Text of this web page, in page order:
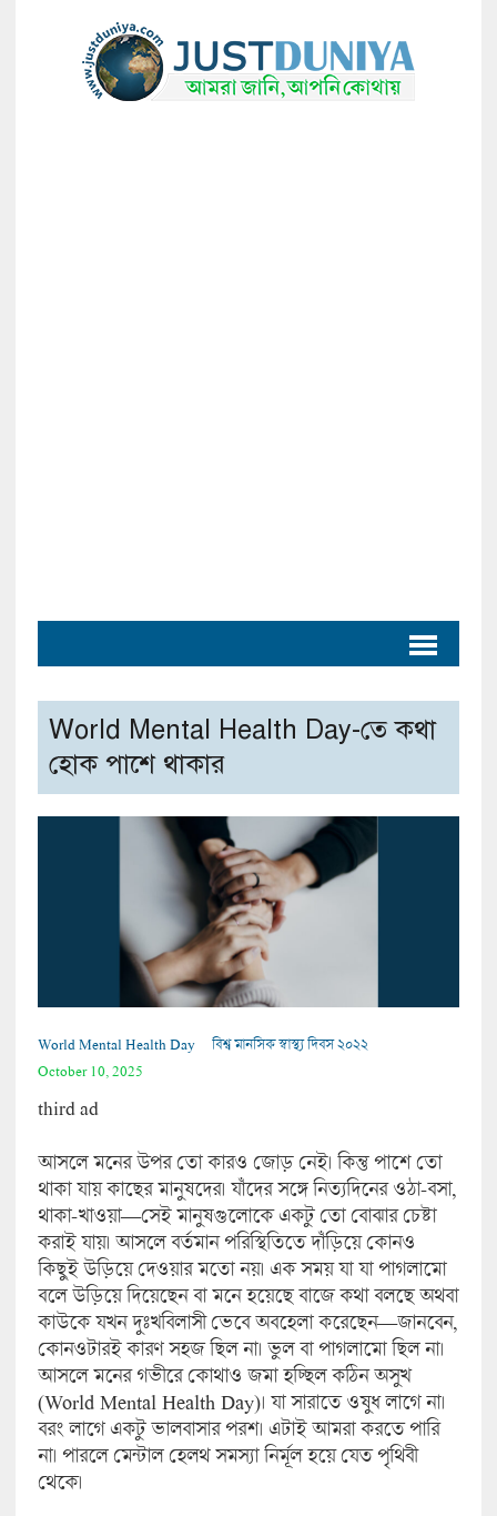
World Mental Health Day-তে কথা
হোক পাশে থাকার
World Mental Health Day
বিশ্ব মানসিক স্বাস্থ্য দিবস ২০২২
October 10, 2025
third ad
আসলে মনের উপর তো কারও জোড় নেই। কিন্তু পাশে তো
থাকা যায় কাছের মানুষদের। যাঁদের সঙ্গে নিত্যদিনের ওঠা-বসা,
থাকা-খাওয়া—সেই মানুষগুলোকে একটু তো বোঝার চেষ্টা
করাই যায়। আসলে বর্তমান পরিস্থিতিতে দাঁড়িয়ে কোনও
কিছুই উড়িয়ে দেওয়ার মতো নয়। এক সময় যা যা পাগলামো
বলে উড়িয়ে দিয়েছেন বা মনে হয়েছে বাজে কথা বলছে অথবা
কাউকে যখন দুঃখবিলাসী ভেবে অবহেলা করেছেন—জানবেন,
কোনওটারই কারণ সহজ ছিল না। ভুল বা পাগলামো ছিল না।
আসলে মনের গভীরে কোথাও জমা হচ্ছিল কঠিন অসুখ
(World Mental Health Day)। যা সারাতে ওষুধ লাগে না।
বরং লাগে একটু ভালবাসার পরশ। এটাই আমরা করতে পারি
না। পারলে মেন্টাল হেলথ সমস্যা নির্মূল হয়ে যেত পৃথিবী
থেকে।